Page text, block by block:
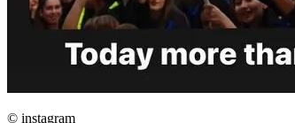
© instagram